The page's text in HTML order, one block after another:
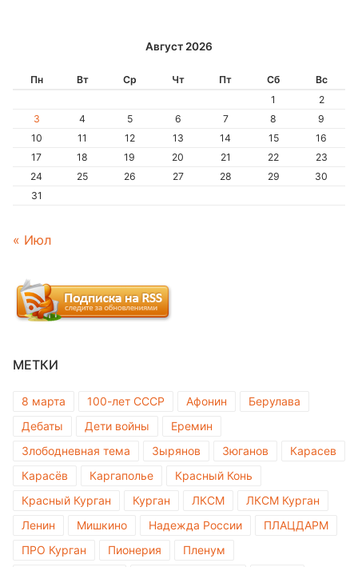
Август 2026
Пн Вт Ср Чт Пт Сб
Вс
1
2
3
4 5 6 7 8
9
10
11 12 13 14 15
16
17
18 19 20 21 22
23
24
25 26 27 28 29
30
31
« Июл
МЕТКИ
8 марта 100-лет СССР Афонин
Берулава
Дебаты
Дети войны
Еремин
Злободневная тема
Зырянов Зюганов
Карасев
Карасёв
Каргаполье
Красный Конь
Красный Курган
Курган ЛКСМ
ЛКСМ Курган
Ленин
Мишкино Надежда России
ПЛАЦДАРМ
ПРО Курган
Пионерия
Пленум